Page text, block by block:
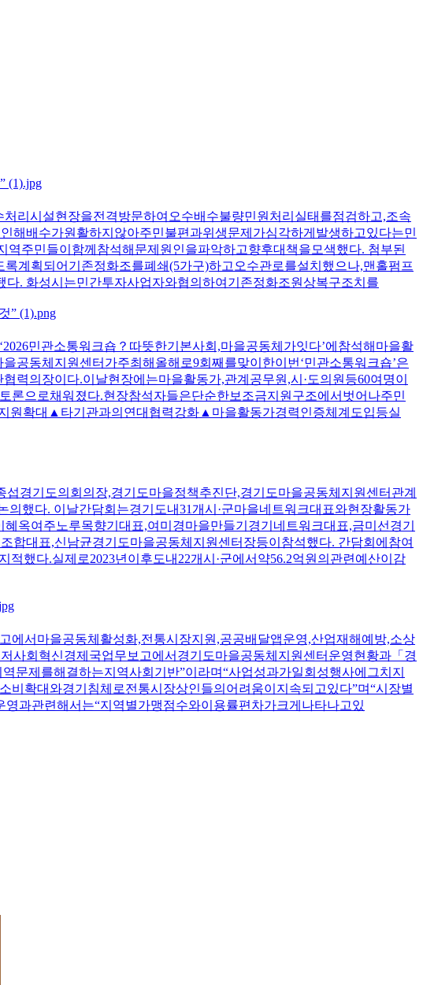
리시설현장을전격방문하여오수배수불량민원처리실태를점검하고,조속
해배수가원활하지않아주민불편과위생문제가심각하게발생하고있다는민
주민들이함께참석해문제원인을파악하고향후대책을모색했다. 첨부된
계획되어기존정화조를폐쇄(5가구)하고오수관로를설치했으나,맨홀펌프
. 화성시는민간투자사업자와협의하여기존정화조원상복구조치를
민관소통워크숍？따뜻한기본사회,마을공동체가잇다’에참석해마을활
공동체지원센터가주최해올해로9회째를맞이한이번‘민관소통워크숍’은
의장이다.이날현장에는마을활동가,관계공무원,시·도의원등60여명이
론으로채워졌다.현장참석자들은단순한보조금지원구조에서벗어나주민
원확대▲타기관과의연대협력강화▲마을활동가경력인증체계도입등실
경기도의회의장,경기도마을정책추진단,경기도마을공동체지원센터관계
했다. 이날간담회는경기도내31개시·군마을네트워크대표와현장활동가
옥여주노루목향기대표,여미경마을만들기경기네트워크대표,금미선경기
대표,신남균경기도마을공동체지원센터장등이참석했다. 간담회에참여
했다.실제로2023년이후도내22개시·군에서약56.2억원의관련예산이감
서마을공동체활성화,전통시장지원,공공배달앱운영,산업재해예방,소상
사회혁신경제국업무보고에서경기도마을공동체지원센터운영현황과「경
문제를해결하는지역사회기반”이라며“사업성과가일회성행사에그치지
확대와경기침체로전통시장상인들의어려움이지속되고있다”며“시장별
과관련해서는“지역별가맹점수와이용률편차가크게나타나고있